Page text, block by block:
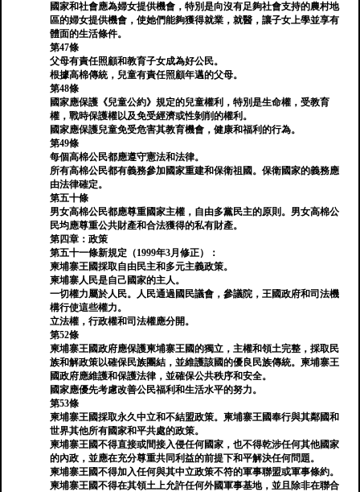
國家和社會應為婦女提供機會，特別是向沒有足夠社會支持的農村地
區的婦女提供機會，使她們能夠獲得就業，就醫，讓子女上學並享有
體面的生活條件。
第47條
父母有責任照顧和教育子女成為好公民。
根據高棉傳統，兒童有責任照顧年邁的父母。
第48條
國家應保護《兒童公約》規定的兒童權利，特別是生命權，受教育
權，戰時保護權以及免受經濟或性剝削的權利。
國家應保護兒童免受危害其教育機會，健康和福利的行為。
第49條
每個高棉公民都應遵守憲法和法律。
所有高棉公民都有義務參加國家重建和保衛祖國。保衛國家的義務應
由法律確定。
第五十條
男女高棉公民都應尊重國家主權，自由多黨民主的原則。男女高棉公
民均應尊重公共財產和合法獲得的私有財產。
第四章：政策
第五十一條新規定（1999年3月修正）：
柬埔寨王國採取自由民主和多元主義政策。
柬埔寨人民是自己國家的主人。
一切權力屬於人民。人民通過國民議會，參議院，王國政府和司法機
構行使這些權力。
立法權，行政權和司法權應分開。
第52條
柬埔寨王國政府應保護柬埔寨王國的獨立，主權和領土完整，採取民
族和解政策以確保民族團結，並維護該國的優良民族傳統。柬埔寨王
國政府應維護和保護法律，並確保公共秩序和安全。
國家應優先考慮改善公民福利和生活水平的努力。
第53條
柬埔寨王國採取永久中立和不結盟政策。柬埔寨王國奉行與其鄰國和
世界其他所有國家和平共處的政策。
柬埔寨王國不得直接或間接入侵任何國家，也不得乾涉任何其他國家
的內政，並應在充分尊重共同利益的前提下和平解決任何問題。
柬埔寨王國不得加入任何與其中立政策不符的軍事聯盟或軍事條約。
柬埔寨王國不得在其領土上允許任何外國軍事基地，並且除非在聯合